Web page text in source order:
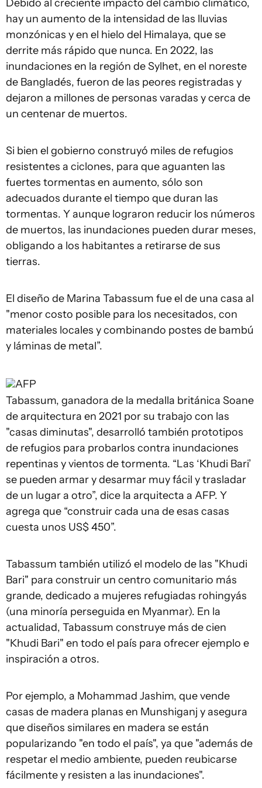
Debido al creciente impacto del cambio climático,
hay un aumento de la intensidad de las lluvias
monzónicas y en el hielo del Himalaya, que se
derrite más rápido que nunca. En 2022, las
inundaciones en la región de Sylhet, en el noreste
de Bangladés, fueron de las peores registradas y
dejaron a millones de personas varadas y cerca de
un centenar de muertos.
Si bien el gobierno construyó miles de refugios
resistentes a ciclones, para que aguanten las
fuertes tormentas en aumento, sólo son
adecuados durante el tiempo que duran las
tormentas. Y aunque lograron reducir los números
de muertos, las inundaciones pueden durar meses,
obligando a los habitantes a retirarse de sus
tierras.
El diseño de Marina Tabassum fue el de una casa al
"menor costo posible para los necesitados, con
materiales locales y combinando postes de bambú
y láminas de metal”.
AFP
Tabassum, ganadora de la medalla británica Soane
de arquitectura en 2021 por su trabajo con las
"casas diminutas", desarrolló también prototipos
de refugios para probarlos contra inundaciones
repentinas y vientos de tormenta. “Las ‘Khudi Bari’
se pueden armar y desarmar muy fácil y trasladar
de un lugar a otro”, dice la arquitecta a AFP. Y
agrega que “construir cada una de esas casas
cuesta unos US$ 450”.
Tabassum también utilizó el modelo de las "Khudi
Bari" para construir un centro comunitario más
grande, dedicado a mujeres refugiadas rohingyás
(una minoría perseguida en Myanmar). En la
actualidad, Tabassum construye más de cien
"Khudi Bari" en todo el país para ofrecer ejemplo e
inspiración a otros.
Por ejemplo, a Mohammad Jashim, que vende
casas de madera planas en Munshiganj y asegura
que diseños similares en madera se están
popularizando "en todo el país", ya que "además de
respetar el medio ambiente, pueden reubicarse
fácilmente y resisten a las inundaciones".